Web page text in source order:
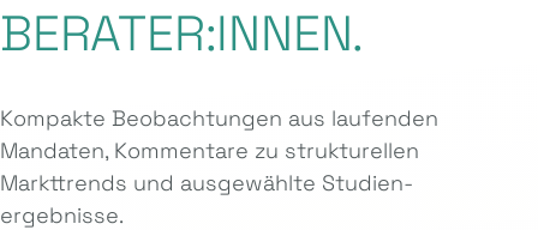
BERATER:INNEN.
Kompakte Beobachtungen aus laufenden
Mandaten, Kommentare zu strukturellen
Markttrends und ausgewählte Studien­
ergebnisse.